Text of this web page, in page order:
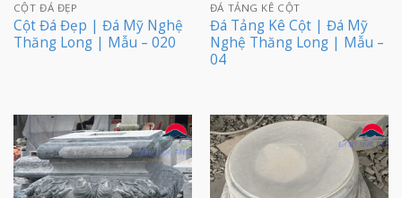
CỘT ĐÁ ĐẸP
Cột Đá Đẹp | Đá Mỹ Nghệ
Thăng Long | Mẫu – 020
ĐÁ TẢNG KÊ CỘT
Đá Tảng Kê Cột | Đá Mỹ
Nghệ Thăng Long | Mẫu –
04